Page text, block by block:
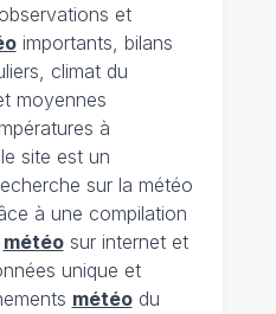
et
importants, bilans
climat du
moyennes
à
site est un
sur la météo
à une compilation
météosur internet et
unique et
météodu